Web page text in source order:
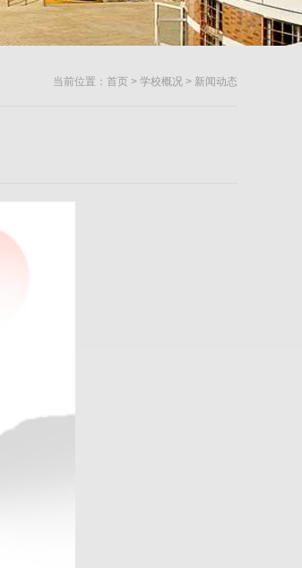
当前位置： 首页 > 学校概况 > 新闻动态